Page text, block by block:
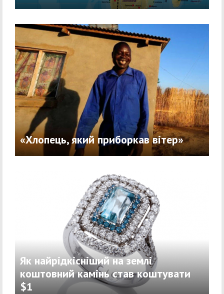
«Хлопець, який приборкав вітер»
Як найрідкісніший на землі
коштовний камінь став коштувати
$1